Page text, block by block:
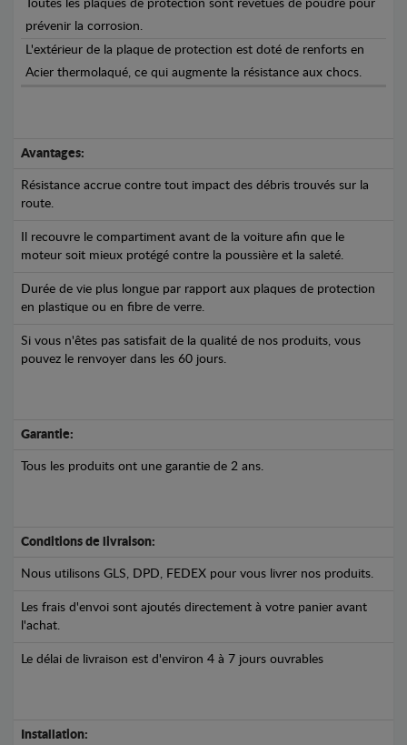
Toutes les plaques de protection sont revêtues de poudre pour
prévenir la corrosion.
L'extérieur de la plaque de protection est doté de renforts en
Acier thermolaqué, ce qui augmente la résistance aux chocs.
Avantages:
Résistance accrue contre tout impact des débris trouvés sur la
route.
Il recouvre le compartiment avant de la voiture afin que le
moteur soit mieux protégé contre la poussière et la saleté.
Durée de vie plus longue par rapport aux plaques de protection
en plastique ou en fibre de verre.
Si vous n'êtes pas satisfait de la qualité de nos produits, vous
pouvez le renvoyer dans les 60 jours.
Garantie:
Tous les produits ont une garantie de 2 ans.
Conditions de livraison:
Nous utilisons GLS, DPD, FEDEX pour vous livrer nos produits.
Les frais d'envoi sont ajoutés directement à votre panier avant
l'achat.
Le délai de livraison est d'environ 4 à 7 jours ouvrables
Installation: